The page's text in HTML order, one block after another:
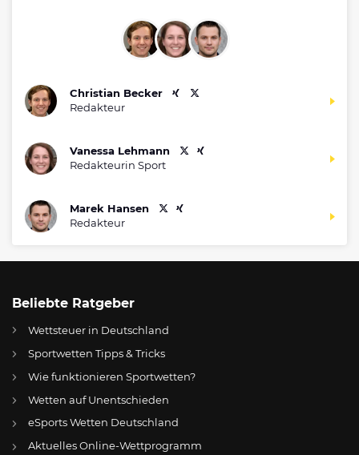
Christian Becker
Redakteur
Vanessa Lehmann
Redakteurin Sport
Marek Hansen
Redakteur
Beliebte Ratgeber
Wettsteuer in Deutschland
Sportwetten Tipps & Tricks
Wie funktionieren Sportwetten?
Wetten auf Unentschieden
eSports Wetten Deutschland
Aktuelles Online-Wettprogramm